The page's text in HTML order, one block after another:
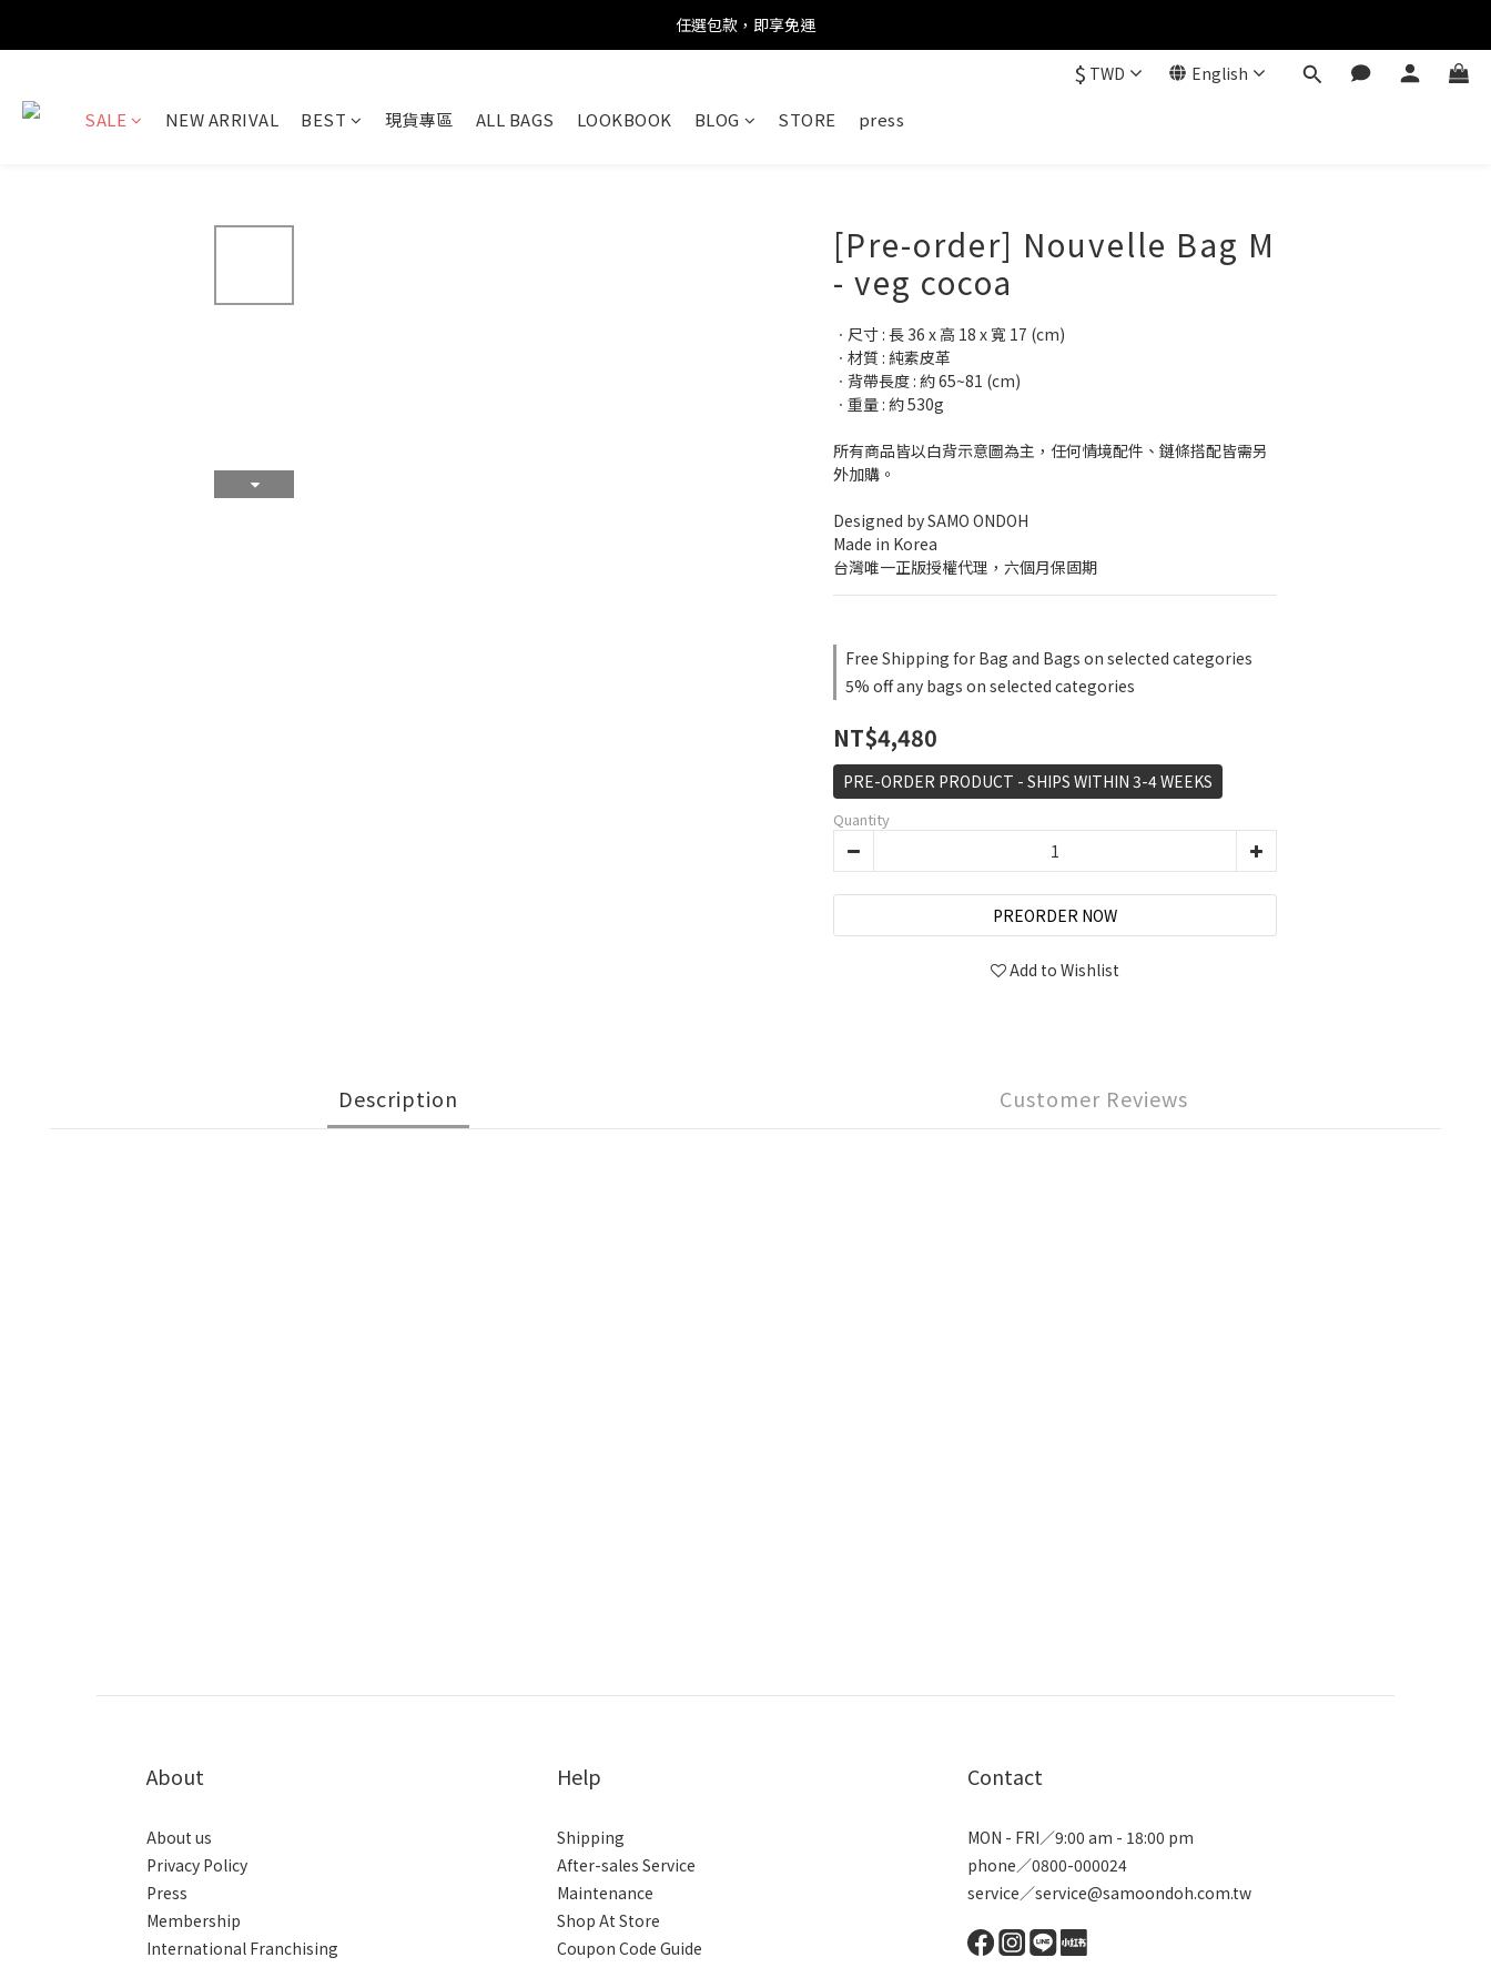
任選包款，即享免運
任選包款，即享免運
任選包款，即享免運
$ TWD English
SALE NEW ARRIVAL BEST 現貨專區 ALL BAGS LOOKBOOK BLOG STORE press
[Pre-order] Nouvelle Bag M
- veg cocoa
ㆍ尺寸 : 長 36 x 高 18 x 寬 17 (cm)
ㆍ材質 : 純素皮革
ㆍ背帶長度 : 約 65~81 (cm)
ㆍ重量 : 約 530g
所有商品皆以白背示意圖為主，任何情境配件、鏈條搭配皆需另
外加購。
Designed by SAMO ONDOH
Made in Korea
台灣唯一正版授權代理，六個月保固期
Free Shipping for Bag and Bags on selected categories
5% off any bags on selected categories
NT$4,480
PRE-ORDER PRODUCT - SHIPS WITHIN 3-4 WEEKS
Quantity
PREORDER NOW
Add to Wishlist
Description Customer Reviews
About
About us
Privacy Policy
Press
Membership
International Franchising
Help
Shipping
After-sales Service
Maintenance
Shop At Store
Coupon Code Guide
Contact
MON - FRI／9:00 am - 18:00 pm
phone／0800-000024
service／service@samoondoh.com.tw